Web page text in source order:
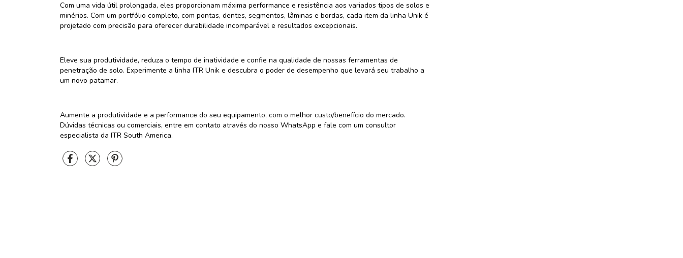
Com uma vida útil prolongada, eles proporcionam máxima performance e resistência aos variados tipos de solos e
minérios. Com um portfólio completo, com pontas, dentes, segmentos, lâminas e bordas, cada item da linha Unik é
projetado com precisão para oferecer durabilidade incomparável e resultados excepcionais.
Eleve sua produtividade, reduza o tempo de inatividade e confie na qualidade de nossas ferramentas de
penetração de solo. Experimente a linha ITR Unik e descubra o poder de desempenho que levará seu trabalho a
um novo patamar.
Aumente a produtividade e a performance do seu equipamento, com o melhor custo/benefício do mercado.
Dúvidas técnicas ou comerciais, entre em contato através do nosso WhatsApp e fale com um consultor
especialista da ITR South America.